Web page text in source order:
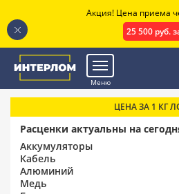
Меню
ЦЕНА ЗА 1 КГ
Расценки актуальны на
Аккумуляторы
Кабель
Алюминий
Медь
Акция! Цена приема
25 500 руб.
.